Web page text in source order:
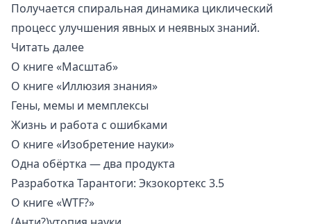
Получается спиральная динамика циклический
процесс улучшения явных и неявных знаний.
Читать далее
О книге «Масштаб»
О книге «Иллюзия знания»
Гены, мемы и мемплексы
Жизнь и работа с ошибками
О книге «Изобретение науки»
Одна обёртка — два продукта
Разработка Тарантоги: Экзокортекс 3.5
О книге «WTF?»